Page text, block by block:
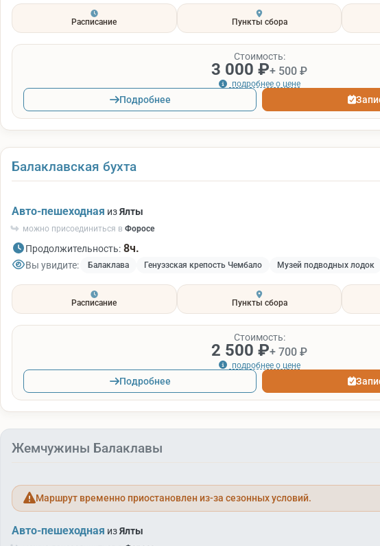
Расписание Пункты сбора
Стоимость:
3 000 ₽+ 500 ₽
подробнее о цене
Подробнее
Балаклавская бухта
Авто-пешеходная изЯлты
можно присоединиться в Форосе
Продолжительность: 8ч.
Вы увидите: Балаклава Генуэзская крепость Чембало Музей подводных лодок
Расписание Пункты сбора
Стоимость:
2 500 ₽+ 700 ₽
подробнее о цене
Подробнее
Жемчужины Балаклавы
Маршрут временно приостановлен из-за сезонных условий.
Авто-пешеходная изЯлты